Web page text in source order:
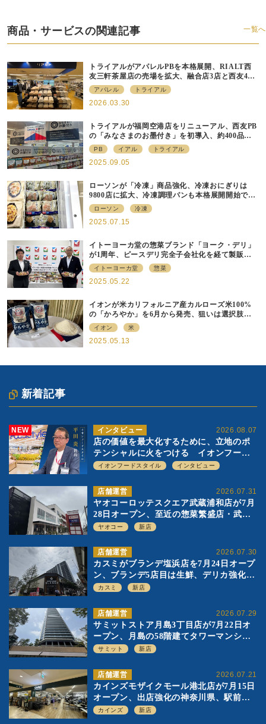
新着記事
NEW 2026.08.07
インタビュー
店の価値を最大化するために、立地のポ
テンシャルに火をつける イオンフード
スタイル 平田 炎社長
イオンフードスタイル インタビュー
2026.07.31
店舗運営
ヤオコーロッテスクエア武蔵浦和店が7月
28日オープン、至近の惣菜繁盛店・武蔵
浦和店とは生鮮強化、ですみ分け
ヤオコー 新店
2026.07.30
店舗運営
カスミがブランデ塩浜店を7月24日オープ
ン、ブランデ5店目は生鮮、デリカ強化の
一方で通常店の要素も取り入れ
カスミ 新店
2026.07.29
店舗運営
サミットストア月島3丁目店が7月22日オ
ープン、月島の58階建てタワーマンショ
ン1階に生鮮強化の小商圏型店を出店
サミット 新店
2026.07.21
店舗運営
カインズモザイクモール港北店が7月15日
オープン、出店強化の神奈川県、駅前
SC2階の都市型小型店
カインズ 新店
商品・サービスの関連記事 一覧へ
トライアルがアパレルPBを本格展開、RIALT西
友三軒茶屋店の売場を拡大、融合店3店と西友40
店にも商品導入へ
アパレル トライアル
2026.03.30
トライアルが福岡空港店をリニューアル、⻄友PB
の「みなさまのお墨付き」を初導⼊、約400品⽬
を販売
PB イアル トライアル
2025.09.05
ローソンが「冷凍」商品強化、冷凍おにぎりは
9800店に拡大、冷凍調理パンも本格展開開始で約
700店での展開へ
ローソン 冷凍
2025.07.15
イトーヨーカ堂の惣菜ブランド「ヨーク・デリ」
が1周年、ピースデリ完全子会社化を経て製販連
携強化の現在地
イトーヨーカ堂 惣菜
2025.05.22
イオンが米カリフォルニア産カルローズ米100%
の「かろやか」を6月から発売、狙いは選択肢の
提供
イオン 米
2025.05.13